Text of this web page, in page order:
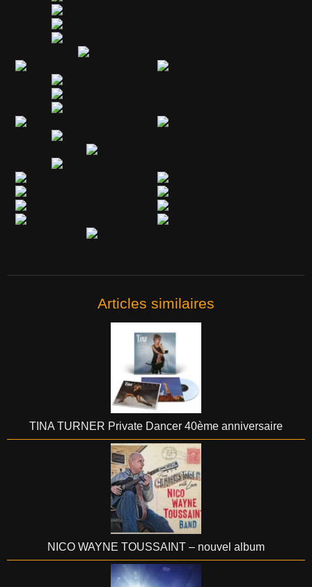
Articles similaires
TINA TURNER Private Dancer 40ème anniversaire
NICO WAYNE TOUSSAINT – nouvel album